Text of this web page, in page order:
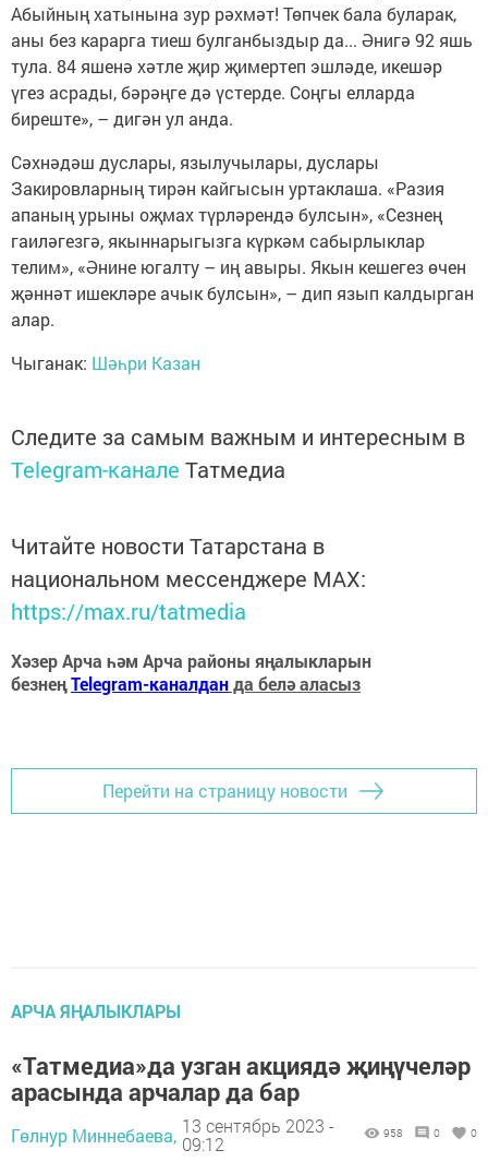
Абыйның хатынына зур рәхмәт! Төпчек бала буларак,
аны без карарга тиеш булганбыздыр да... Әнигә 92 яшь
тула. 84 яшенә хәтле җир җимертеп эшләде, икешәр
үгез асрады, бәрәңге дә үстерде. Соңгы елларда
биреште», – дигән ул анда.
Сәхнәдәш дуслары, язылучылары, дуслары
Закировларның тирән кайгысын уртаклаша. «Разия
апаның урыны оҗмах түрләрендә булсын», «Сезнең
гаиләгезгә, якыннарыгызга күркәм сабырлыклар
телим», «Әнине югалту – иң авыры. Якын кешегез өчен
җәннәт ишекләре ачык булсын», – дип язып калдырган
алар.
Чыганак: Шәһри Казан
Следите за самым важным и интересным в
Telegram-канале Татмедиа
Читайте новости Татарстана в
национальном мессенджере MАХ:
https://max.ru/tatmedia
Хәзер Арча һәм Арча районы яңалыкларын
безнеңTelegram-каналданда белә аласыз
Перейти на страницу новости
АРЧА ЯҢАЛЫКЛАРЫ
«Татмедиа»да узган акциядә җиңүчеләр
арасында арчалар да бар
Гөлнур Миннебаева, 13 сентябрь 2023 -
09:12
958 0 0